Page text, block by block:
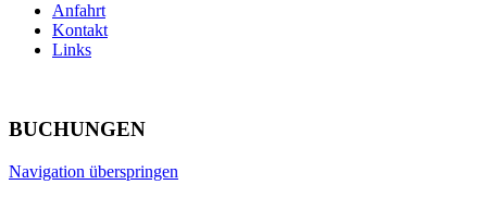
Anfahrt
Kontakt
Links
BUCHUNGEN
Navigation überspringen